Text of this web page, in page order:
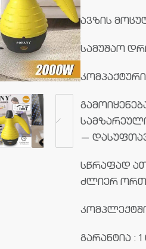
ავზის
სამუშაო
—
სწრაფად
ძლიერ
გარანტია :